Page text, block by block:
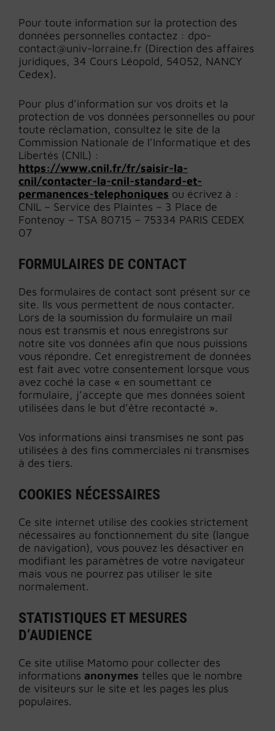
Pour toute information sur la protection des
données personnelles contactez : dpo-
contact@univ-lorraine.fr (Direction des affaires
juridiques, 34 Cours Léopold, 54052, NANCY
Cedex).
Pour plus d’information sur vos droits et la
protection de vos données personnelles ou pour
toute réclamation, consultez le site de la
Commission Nationale de l’Informatique et des
Libertés (CNIL) :
https://www.cnil.fr/fr/saisir-la-
cnil/contacter-la-cnil-standard-et-
permanences-telephoniques ou écrivez à :
CNIL – Service des Plaintes – 3 Place de
Fontenoy – TSA 80715 – 75334 PARIS CEDEX
07
FORMULAIRES DE CONTACT
Des formulaires de contact sont présent sur ce
site. Ils vous permettent de nous contacter.
Lors de la soumission du formulaire un mail
nous est transmis et nous enregistrons sur
notre site vos données afin que nous puissions
vous répondre. Cet enregistrement de données
est fait avec votre consentement lorsque vous
avez coché la case « en soumettant ce
formulaire, j’accepte que mes données soient
utilisées dans le but d’être recontacté ».
Vos informations ainsi transmises ne sont pas
utilisées à des fins commerciales ni transmises
à des tiers.
COOKIES NÉCESSAIRES
Ce site internet utilise des cookies strictement
nécessaires au fonctionnement du site (langue
de navigation), vous pouvez les désactiver en
modifiant les paramètres de votre navigateur
mais vous ne pourrez pas utiliser le site
normalement.
STATISTIQUES ET MESURES
D’AUDIENCE
Ce site utilise Matomo pour collecter des
informations anonymes telles que le nombre
de visiteurs sur le site et les pages les plus
populaires.